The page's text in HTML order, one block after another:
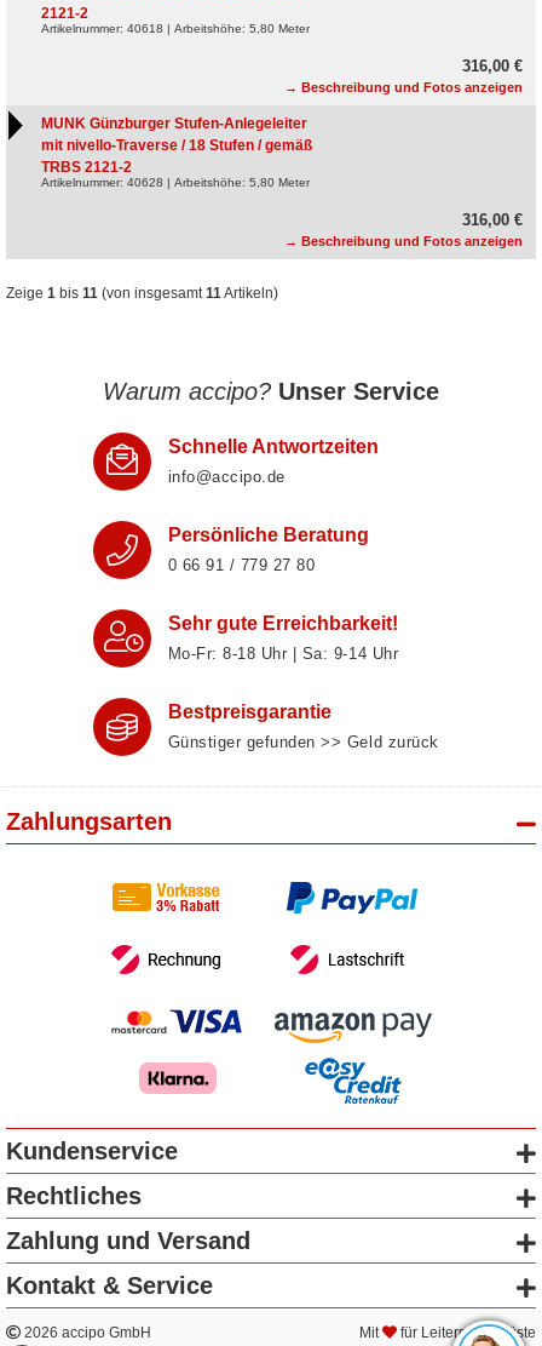
2121-2
Artikelnummer: 40618 | Arbeitshöhe: 5,80 Meter
316,00 €
→ Beschreibung und Fotos anzeigen
MUNK Günzburger Stufen-Anlegeleiter
mit nivello-Traverse / 18 Stufen / gemäß
TRBS 2121-2
Artikelnummer: 40628 | Arbeitshöhe: 5,80 Meter
316,00 €
→ Beschreibung und Fotos anzeigen
Zeige 1 bis 11 (von insgesamt11Artikeln)
Warum accipo? Unser Service
Schnelle Antwortzeiten
info@accipo.de
Persönliche Beratung
0 66 91 / 779 27 80
Sehr gute Erreichbarkeit!
Mo-Fr: 8‑18 Uhr | Sa: 9‑14 Uhr
Bestpreisgarantie
Günstiger gefunden >> Geld zurück
Zahlungsarten
Kundenservice
Rechtliches
Zahlung und Versand
Kontakt & Service
2026 accipo GmbH Mit für Leitern & Gerüste